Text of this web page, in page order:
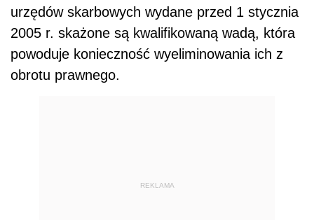
urzędów skarbowych wydane przed 1 stycznia
2005 r. skażone są kwalifikowaną wadą, która
powoduje konieczność wyeliminowania ich z
obrotu prawnego.
REKLAMA